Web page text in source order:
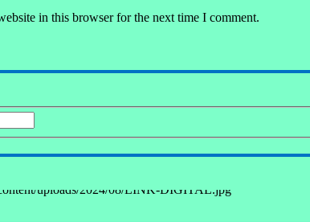
in this browser for the next time I comment.